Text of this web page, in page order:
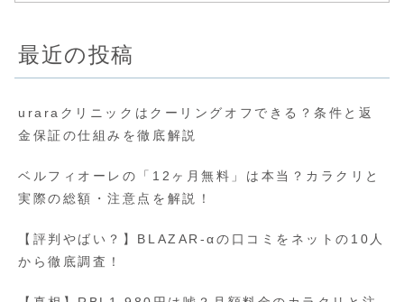
最近の投稿
uraraクリニックはクーリングオフできる？条件と返
金保証の仕組みを徹底解説
ベルフィオーレの「12ヶ月無料」は本当？カラクリと
実際の総額・注意点を解説！
【評判やばい？】BLAZAR-αの口コミをネットの10人
から徹底調査！